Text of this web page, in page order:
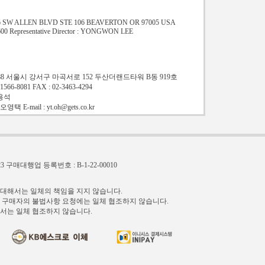
SW ALLEN BLVD STE 106 BEAVERTON OR 97005 USA
Representative Director : YONGWON LEE
서울시 강서구 마곡서로 152 두산더랜드타워 B동 919호
8081 FAX : 02-3463-4294
석
영택 E-mail : yt.oh@gets.co.kr
구매대행업 등록번호 : B-1-22-00010
해서는 일체의 책임을 지지 않습니다.
매자의 불법사항 요청에는 일체 협조하지 않습니다.
는 일체 협조하지 않습니다.